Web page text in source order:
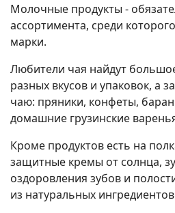
Молочные продукты -
ассортимента, среди
марки.
Любители чая найдут
разных вкусов и упаковок, а
чаю: пряники, конфеты,
домашние грузинские
Кроме продуктов есть на
защитные кремы от солнца,
оздоровления зубов и
из натуральных